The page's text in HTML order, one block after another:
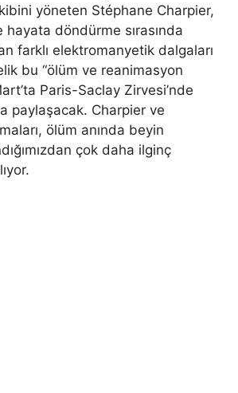
yöneten Stéphane Charpier,
hayata döndürme sırasında
farklı elektromanyetik dalgaları
bu “ölüm ve reanimasyon
Paris-Saclay Zirvesi’nde
paylaşacak. Charpier ve
ölüm anında beyin
çok daha ilginç